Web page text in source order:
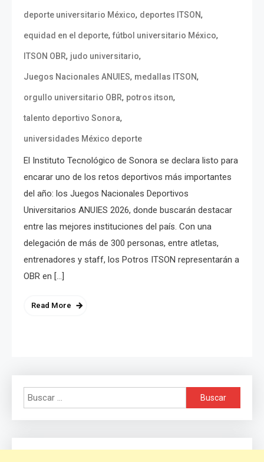
deporte universitario México, deportes ITSON,
equidad en el deporte, fútbol universitario México,
ITSON OBR, judo universitario,
Juegos Nacionales ANUIES, medallas ITSON,
orgullo universitario OBR, potros itson,
talento deportivo Sonora,
universidades México deporte
El Instituto Tecnológico de Sonora se declara listo para
encarar uno de los retos deportivos más importantes
del año: los Juegos Nacionales Deportivos
Universitarios ANUIES 2026, donde buscarán destacar
entre las mejores instituciones del país. Con una
delegación de más de 300 personas, entre atletas,
entrenadores y staff, los Potros ITSON representarán a
OBR en […]
Read More
Buscar: